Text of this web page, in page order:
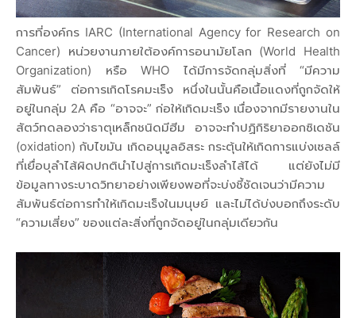
การที่องค์กร IARC (International Agency for Research on
Cancer) หน่วยงานภายใต้องค์การอนามัยโลก (World Health
Organization) หรือ WHO ได้มีการจัดกลุ่มสิ่งที่ “มีความ
สัมพันธ์” ต่อการเกิดโรคมะเร็ง หนึ่งในนั้นคือเนื้อแดงที่ถูกจัดให้
อยู่ในกลุ่ม 2A คือ “อาจจะ” ก่อให้เกิดมะเร็ง เนื่องจากมีรายงานใน
สัตว์ทดลองว่าธาตุเหล็กชนิดมีฮีม อาจจะทำปฏิกิริยาออกซิเดชัน
(oxidation) กับไขมัน เกิดอนุมูลอิสระ กระตุ้นให้เกิดการแบ่งเซลล์
ที่เยื่อบุลำไส้ผิดปกตินำไปสู่การเกิดมะเร็งลำไส้ได้ แต่ยังไม่มี
ข้อมูลทางระบาดวิทยาอย่างเพียงพอที่จะบ่งชี้ชัดเจนว่ามีความ
สัมพันธ์ต่อการทำให้เกิดมะเร็งในมนุษย์ และไม่ได้บ่งบอกถึงระดับ
“ความเสี่ยง” ของแต่ละสิ่งที่ถูกจัดอยู่ในกลุ่มเดียวกัน